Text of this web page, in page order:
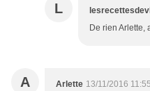
L
De rien Arlette,
A Arlette 13/11/2016 11:55